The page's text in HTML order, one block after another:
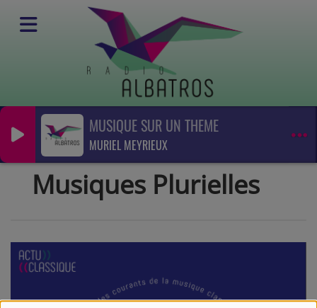
MUSIQUE SUR UN THEME
MURIEL MEYRIEUX
Emissions Musique Classique
Musiques Plurielles